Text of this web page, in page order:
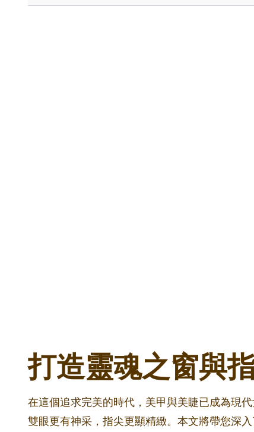
打造靈魂之窗與
在這個追求完美的時代，美甲與美睫已成為現
雙眼更有神采，指尖更顯精緻。本文將帶您深入